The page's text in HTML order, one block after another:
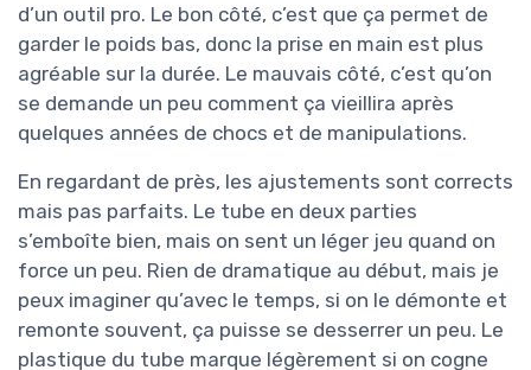
d’un outil pro. Le bon côté, c’est que ça permet de
garder le poids bas, donc la prise en main est plus
agréable sur la durée. Le mauvais côté, c’est qu’on
se demande un peu comment ça vieillira après
quelques années de chocs et de manipulations.
En regardant de près, les ajustements sont corrects
mais pas parfaits. Le tube en deux parties
s’emboîte bien, mais on sent un léger jeu quand on
force un peu. Rien de dramatique au début, mais je
peux imaginer qu’avec le temps, si on le démonte et
remonte souvent, ça puisse se desserrer un peu. Le
plastique du tube marque légèrement si on cogne